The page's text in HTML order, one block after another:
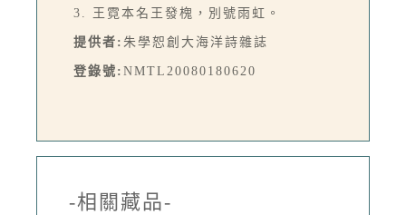
3. 王霓本名王發槐，別號雨虹。
提供者: 朱學恕創大海洋詩雜誌
登錄號: NMTL20080180620
-相關藏品-